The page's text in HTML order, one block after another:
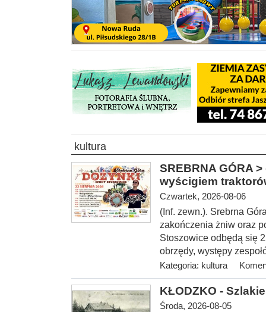
kultura
SREBRNA GÓRA
wyścigiem
Czwartek, 2026-08-06
(Inf. zewn.). Srebrna
zakończenia żniw oraz
Stoszowice odbędą się
obrzędy, występy
Kategoria: kultura
KŁODZKO -
Środa, 2026-08-05